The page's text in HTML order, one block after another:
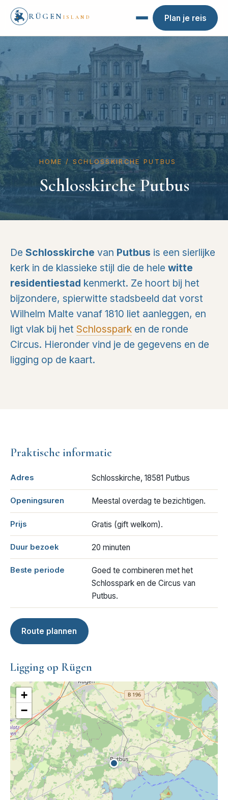
RÜGEN ISLAND Plan je reis
HOME / SCHLOSSKIRCHE PUTBUS
Schlosskirche Putbus
De Schlosskirche van Putbus is een sierlijke
kerk in de klassieke stijl die de hele witte
residentiestad kenmerkt. Ze hoort bij het
bijzondere, spierwitte stadsbeeld dat vorst
Wilhelm Malte vanaf 1810 liet aanleggen, en
ligt vlak bij het Schlosspark en de ronde
Circus. Hieronder vind je de gegevens en de
ligging op de kaart.
Praktische informatie
Adres Schlosskirche, 18581 Putbus
Openingsuren Meestal overdag te bezichtigen.
Prijs Gratis (gift welkom).
Duur bezoek 20 minuten
Beste periode
Goed te combineren met het
Schlosspark en de Circus van
Putbus.
Route plannen
Ligging op Rügen
+
−